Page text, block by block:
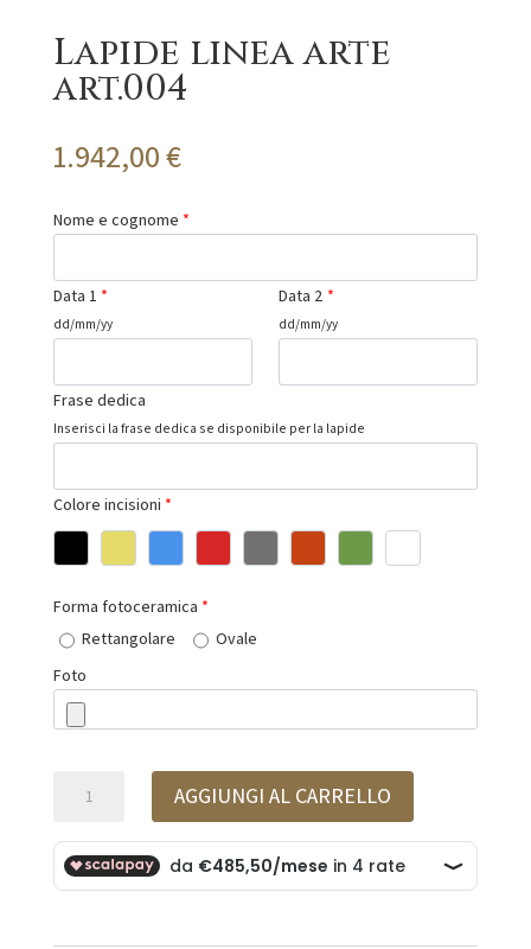
Lapide linea arte
art.004
1.942,00€
Nome e cognome *
Data 1 *
dd/mm/yy
Data 2 *
dd/mm/yy
Frase dedica
Inserisci la frase dedica se disponibile per la lapide
Colore incisioni *
Forma fotoceramica *
Rettangolare
Ovale
Foto
arte
art.004
quantità
AGGIUNGI AL CARRELLO